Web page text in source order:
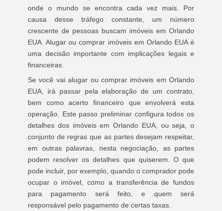
onde o mundo se encontra cada vez mais. Por
causa desse tráfego constante, um número
crescente de pessoas buscam imóveis em Orlando
EUA. Alugar ou comprar imóveis em Orlando EUA é
uma decisão importante com implicações legais e
financeiras.
Se você vai alugar ou comprar imóveis em Orlando
EUA, irá passar pela elaboração de um contrato,
bem como acerto financeiro que envolverá esta
operação. Este passo preliminar configura todos os
detalhes dos imóveis em Orlando EUA, ou seja, o
conjunto de regras que as partes desejam respeitar,
em outras palavras, nesta negociação, as partes
podem resolver os detalhes que quiserem. O que
pode incluir, por exemplo, quando o comprador pode
ocupar o imóvel, como a transferência de fundos
para pagamento será feito, e quem será
responsável pelo pagamento de certas taxas.